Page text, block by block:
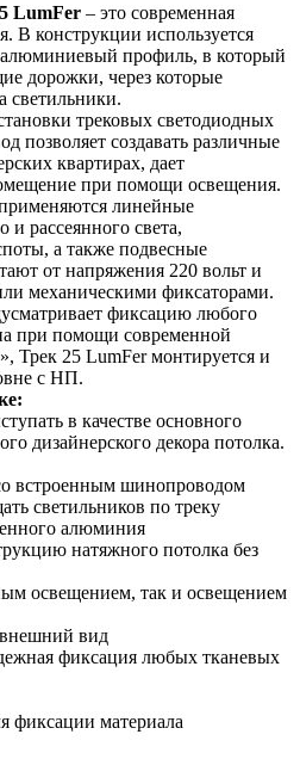
LumFer – это современная
В конструкции используется
профиль, в который
дорожки, через которые
светильники.
трековых светодиодных
позволяет создавать различные
квартирах, дает
при помощи освещения.
линейные
и рассеянного света,
а также подвесные
от напряжения 220 вольт и
механическими фиксаторами.
фиксацию любого
при помощи современной
Трек 25 LumFer монтируется и
с НП.
в качестве основного
дизайнерского декора потолка.
встроенным шинопроводом
светильников по треку
алюминия
натяжного потолка без
освещением, так и освещением
вид
фиксация любых тканевых
фиксации материала